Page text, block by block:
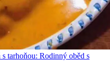
tarhoňou: Rodinný oběd s